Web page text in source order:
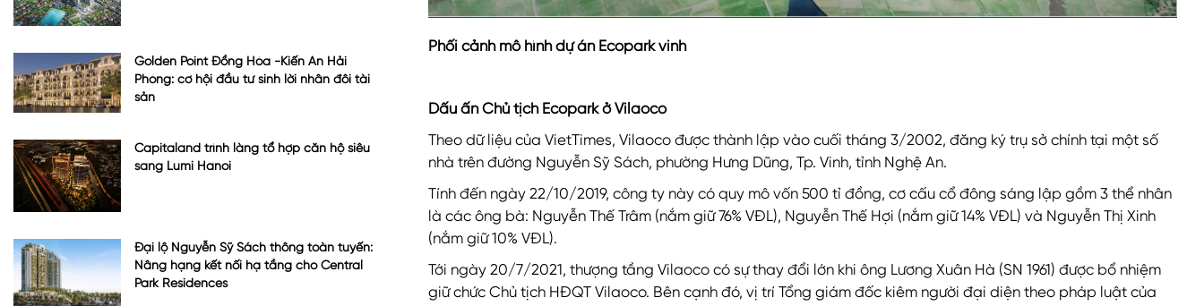
Phối cảnh mô hình dự án Ecopark vinh
Dấu ấn Chủ tịch Ecopark ở Vilaoco
Theo dữ liệu của VietTimes, Vilaoco được thành lập vào cuối tháng 3/2002, đăng ký trụ sở chính tại một số
nhà trên đường Nguyễn Sỹ Sách, phường Hưng Dũng, Tp. Vinh, tỉnh Nghệ An.
Tính đến ngày 22/10/2019, công ty này có quy mô vốn 500 tỉ đồng, cơ cấu cổ đông sáng lập gồm 3 thể nhân
là các ông bà: Nguyễn Thế Trâm (nắm giữ 76% VĐL), Nguyễn Thế Hợi (nắm giữ 14% VĐL) và Nguyễn Thị Xinh
(nắm giữ 10% VĐL).
Tới ngày 20/7/2021, thượng tầng Vilaoco có sự thay đổi lớn khi ông Lương Xuân Hà (SN 1961) được bổ nhiệm
giữ chức Chủ tịch HĐQT Vilaoco. Bên cạnh đó, vị trí Tổng giám đốc kiêm người đại diện theo pháp luật của
Golden Point Đồng Hòa -Kiến An Hải
Phòng: cơ hội đầu tư sinh lời nhân đôi tài
sản
Capitaland trình làng tổ hợp căn hộ siêu
sang Lumi Hanoi
Đại lộ Nguyễn Sỹ Sách thông toàn tuyến:
Nâng hạng kết nối hạ tầng cho Central
Park Residences